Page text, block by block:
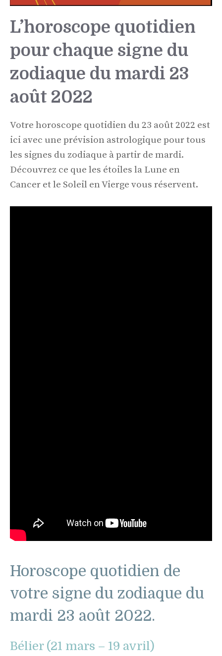
L’horoscope quotidien
pour chaque signe du
zodiaque du mardi 23
août 2022
Votre horoscope quotidien du 23 août 2022 est
ici avec une prévision astrologique pour tous
les signes du zodiaque à partir de mardi.
Découvrez ce que les étoiles la Lune en
Cancer et le Soleil en Vierge vous réservent.
Horoscope quotidien de
votre signe du zodiaque du
mardi 23 août 2022.
Bélier (21 mars – 19 avril)